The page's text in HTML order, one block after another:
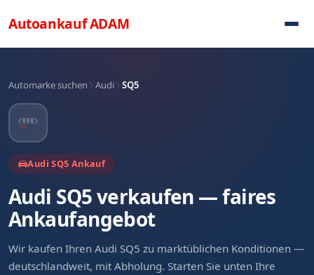
AutoankaufADAM
Automarke suchen Audi SQ5
Audi SQ5 Ankauf
Audi SQ5 verkaufen — faires
Ankaufangebot
Wir kaufen Ihren Audi SQ5 zu marktüblichen Konditionen —
deutschlandweit, mit Abholung. Starten Sie unten Ihre